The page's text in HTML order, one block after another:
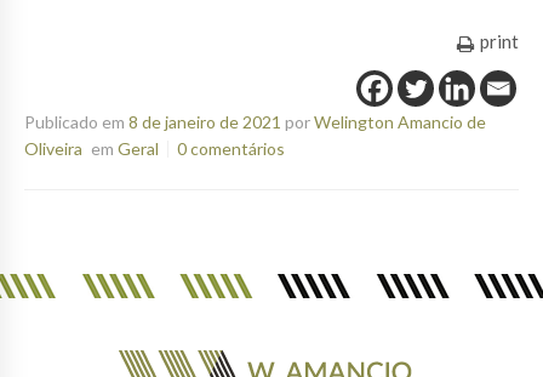
print
Publicado em 8 de janeiro de 2021 porWelington Amancio de
Oliveira em Geral 0 comentários